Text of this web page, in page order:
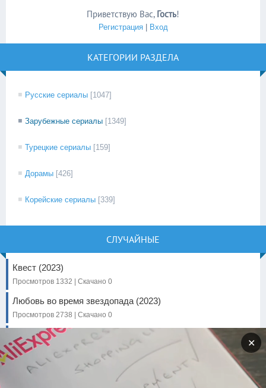
Приветствую Вас, Гость!
Регистрация| Вход
КАТЕГОРИИ РАЗДЕЛА
Русские сериалы [1047]
Зарубежные сериалы [1349]
Турецкие сериалы [159]
Дорамы [426]
Корейские сериалы [339]
СЛУЧАЙНЫЕ
Квест (2023)
Просмотров 1332 | Скачано 0
Любовь во время звездопада (2023)
Просмотров 2738 | Скачано 0
Убийцы цветочной луны (2023)
Просмотров 1054 | Скачано 0
Лес настоящий (2024)
✕